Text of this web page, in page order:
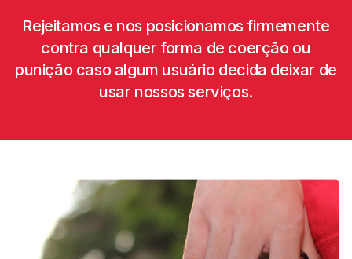
Rejeitamos e nos posicionamos firmemente
contra qualquer forma de coerção ou
punição caso algum usuário decida deixar de
usar nossos serviços.